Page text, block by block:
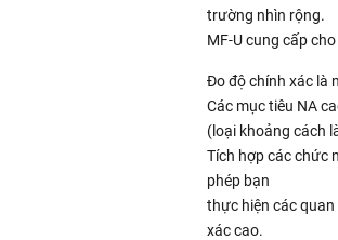
trường nhìn rộng.
MF-U cung cấp
Đo độ chính xác là
Các mục tiêu NA
(loại khoảng cách
Tích hợp các chức
phép bạn
thực hiện các quan
xác cao.